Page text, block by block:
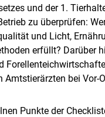
und der 1.
zu überprüfen:
und Licht,
erfüllt? Darüber
bei Vor-
Punkte der